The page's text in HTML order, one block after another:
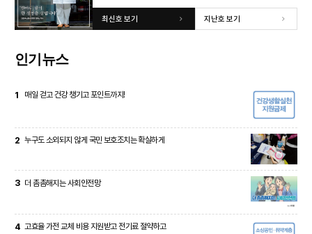
최신호 보기 지난호 보기
인기뉴스
1 매일 걷고 건강 챙기고 포인트까지!
2 누구도 소외되지 않게 국민 보호조치는 확실하게
3 더 촘촘해지는 사회안전망
4 고효율 가전 교체 비용 지원받고 전기료 절약하고